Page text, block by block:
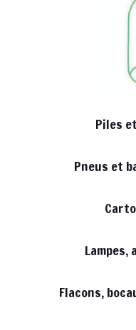
Piles
Pneus et
Lampes,
Flacons,